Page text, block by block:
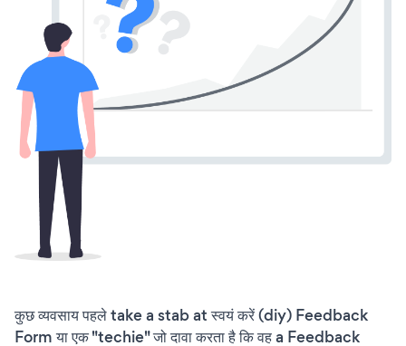
कुछ व्यवसाय पहले take a stab at स्वयं करें (diy) Feedback
Form या एक "techie" जो दावा करता है कि वह a Feedback